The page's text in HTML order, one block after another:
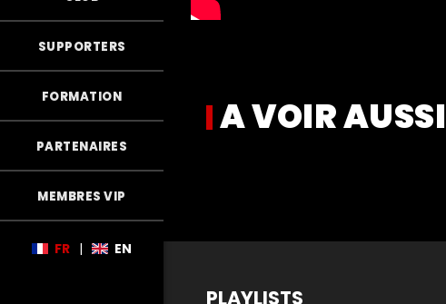
SUPPORTERS
FORMATION
PARTENAIRES
MEMBRES VIP
FR | EN
A VOIR AUSSI
PLAYLISTS